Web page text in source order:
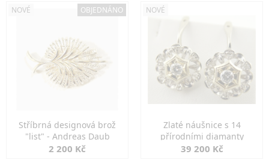
NOVÉ OBJEDNÁNO
Stříbrná designová brož
"list" - Andreas Daub
2 200 Kč
NOVÉ
Zlaté náušnice s 14
přírodními diamanty
39 200 Kč